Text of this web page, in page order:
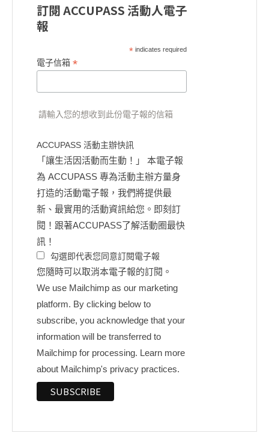
訂閱 ACCUPASS 活動人電子
報
*indicates required
電子信箱 *
請輸入您的想收到此份電子報的信箱
ACCUPASS 活動主辦快訊
「讓生活因活動而生動！」 本電子報
為 ACCUPASS 專為活動主辦方量身
打造的活動電子報，我們將提供最
新、最實用的活動資訊給您。即刻訂
閱！跟著ACCUPASS了解活動圈最快
訊！
勾選即代表您同意訂閱電子報
您隨時可以取消本電子報的訂閱。
We use Mailchimp as our marketing
platform. By clicking below to
subscribe, you acknowledge that your
information will be transferred to
Mailchimp for processing. Learn more
about Mailchimp's privacy practices.